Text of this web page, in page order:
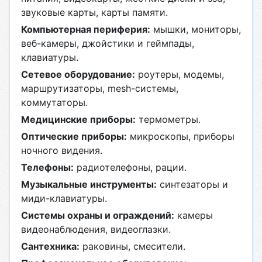
звуковые карты, карты памяти.
Компьютерная периферия: мышки, мониторы,
веб-камеры, джойстики и геймпады,
клавиатуры.
Сетевое оборудование: роутеры, модемы,
маршрутизаторы, mesh-системы,
коммутаторы.
Медицинские приборы: термометры.
Оптические приборы: микроскопы, приборы
ночного видения.
Телефоны: радиотелефоны, рации.
Музыкальные инструменты: синтезаторы и
миди-клавиатуры.
Системы охраны и ограждений: камеры
видеонаблюдения, видеоглазки.
Сантехника: раковины, смесители.